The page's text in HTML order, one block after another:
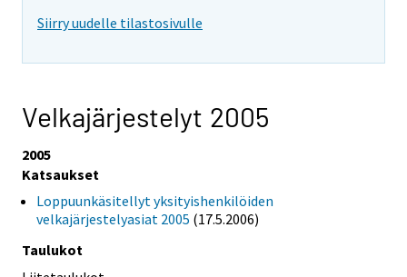
Siirry uudelle tilastosivulle
Velkajärjestelyt 2005
2005
Katsaukset
Loppuunkäsitellyt yksityishenkilöiden
velkajärjestelyasiat 2005 (17.5.2006)
Taulukot